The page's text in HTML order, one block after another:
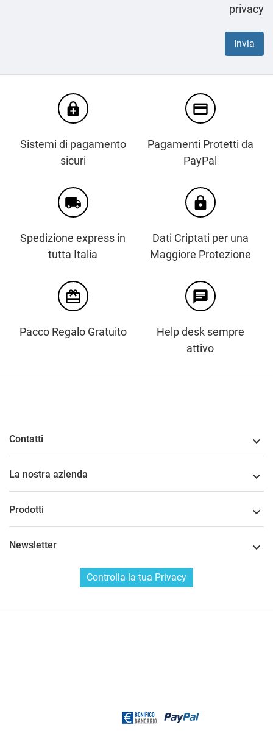
privacy
enhanced_encryption
Sistemi di pagamento
sicuri
credit_card
Pagamenti Protetti da
PayPal
local_shipping
Spedizione express in
tutta Italia
https
Dati Criptati per una
Maggiore Protezione
card_giftcard
Pacco Regalo Gratuito
chat
Help desk sempre
attivo
Contatti 
La nostra azienda 
Prodotti 
Newsletter 
Controlla la tua Privacy